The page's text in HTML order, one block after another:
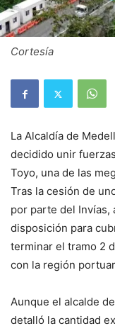
Cortesía
La Alcaldía de
decidido unir
Toyo, una de las
Tras la cesión de
por parte del Invías,
disposición para
terminar el tramo 2
con la región
Aunque el alcalde
detalló la cantidad